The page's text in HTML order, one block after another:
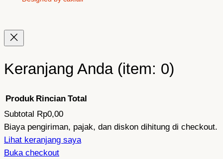
Keranjang Anda (item: 0)
Produk
di
Produk Rincian Total
Subtotal Rp0,00
Biaya pengiriman, pajak, dan diskon dihitung di checkout.
Lihat keranjang saya
Buka checkout